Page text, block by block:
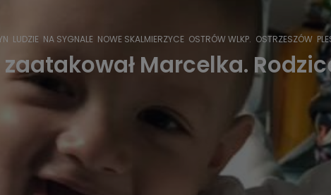
LUDZIE NA SYGNALE NOWE SKALMIERZYCE OSTRÓW WLKP. OSTRZESZÓW
Marcelka.